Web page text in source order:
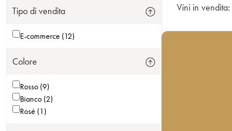
Tipo di vendita
E-commerce (12)
Colore
Rosso (9)
Bianco (2)
Rosé (1)
Vini in vendita: